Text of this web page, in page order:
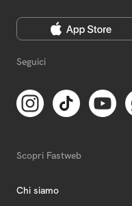
Seguici
Scopri Fastweb
Chi siamo